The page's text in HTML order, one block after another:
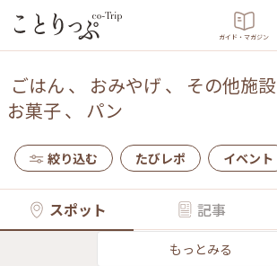
ガイド・マガジン
ごはん 、 おみやげ 、 その他施設
お菓子、 パン
絞り込む たびレポ イベント
スポット 記事
もっとみる